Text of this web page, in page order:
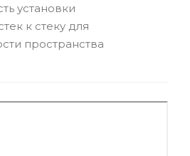
установки
к стеку для
пространства